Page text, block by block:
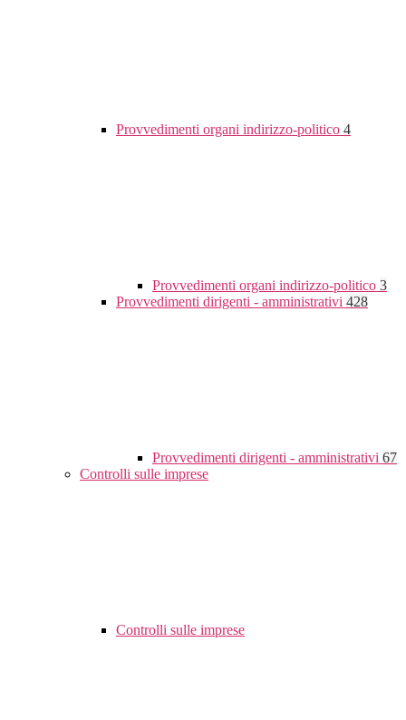
Provvedimenti organi indirizzo-politico 4
Provvedimenti organi indirizzo-politico 3
Provvedimenti dirigenti - amministrativi 428
Provvedimenti dirigenti - amministrativi 67
Controlli sulle imprese
Controlli sulle imprese